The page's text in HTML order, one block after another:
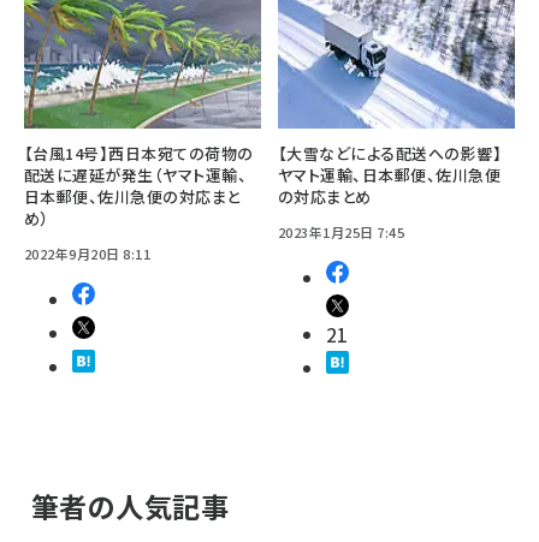
【台風14号】西日本宛ての荷物の
配送に遅延が発生（ヤマト運輸、
日本郵便、佐川急便の対応まと
め）
2022年9月20日 8:11
【大雪などによる配送への影響】
ヤマト運輸、日本郵便、佐川急便
の対応まとめ
2023年1月25日 7:45
21
筆者の人気記事